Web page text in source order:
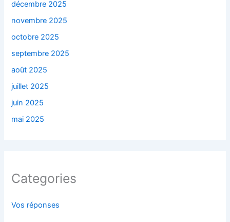
décembre 2025
novembre 2025
octobre 2025
septembre 2025
août 2025
juillet 2025
juin 2025
mai 2025
Categories
Vos réponses